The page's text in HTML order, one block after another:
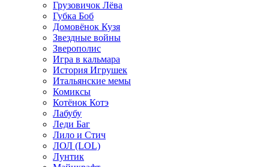
Грузовичок Лёва
Губка Боб
Домовёнок Кузя
Звездные войны
Зверополис
Игра в кальмара
История Игрушек
Итальянские мемы
Комиксы
Котёнок Котэ
Лабубу
Леди Баг
Лило и Стич
ЛОЛ (LOL)
Лунтик